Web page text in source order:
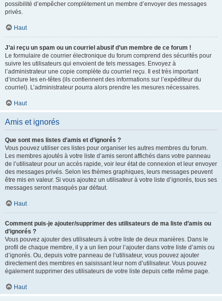
possibilité d’empêcher complètement un membre d’envoyer des messages
privés.
Haut
J’ai reçu un spam ou un courriel abusif d’un membre de ce forum !
Le formulaire de courrier électronique du forum comprend des sécurités pour
suivre les utilisateurs qui envoient de tels messages. Envoyez à
l’administrateur une copie complète du courriel reçu. Il est très important
d’inclure les en-têtes (ils contiennent des informations sur l’expéditeur du
courriel). L’administrateur pourra alors prendre les mesures nécessaires.
Haut
Amis et ignorés
Que sont mes listes d’amis et d’ignorés ?
Vous pouvez utiliser ces listes pour organiser les autres membres du forum.
Les membres ajoutés à votre liste d’amis seront affichés dans votre panneau
de l’utilisateur pour un accès rapide, voir leur état de connexion et leur envoyer
des messages privés. Selon les thèmes graphiques, leurs messages peuvent
être mis en valeur. Si vous ajoutez un utilisateur à votre liste d’ignorés, tous ses
messages seront masqués par défaut.
Haut
Comment puis-je ajouter/supprimer des utilisateurs de ma liste d’amis ou
d’ignorés ?
Vous pouvez ajouter des utilisateurs à votre liste de deux manières. Dans le
profil de chaque membre, il y a un lien pour l’ajouter dans votre liste d’amis ou
d’ignorés. Ou, depuis votre panneau de l’utilisateur, vous pouvez ajouter
directement des membres en saisissant leur nom d’utilisateur. Vous pouvez
également supprimer des utilisateurs de votre liste depuis cette même page.
Haut